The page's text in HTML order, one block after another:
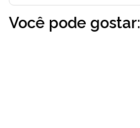
Você pode gostar: